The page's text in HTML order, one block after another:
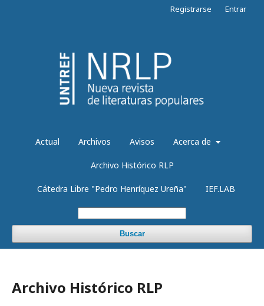
Actual Archivos Avisos Acerca de
Archivo Histórico RLP
Cátedra Libre "Pedro Henríquez Ureña" IEF.LAB
Buscar
Registrarse Entrar
Archivo Histórico RLP